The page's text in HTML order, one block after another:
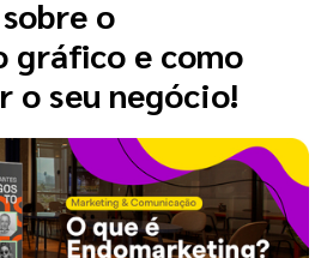
sobre o
gráfico e como
o seu negócio!